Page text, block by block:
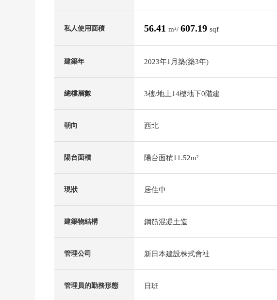
私人使用面積 56.41 m²/ 607.19 sqf
建築年 2023年1月築(築3年)
總樓層數 3樓/地上14樓地下0階建
朝向 西北
陽台面積 陽台面積11.52m²
現狀 居住中
建築物結構 鋼筋混凝土造
管理公司 新日本建設株式會社
管理員的勤務形態 日班